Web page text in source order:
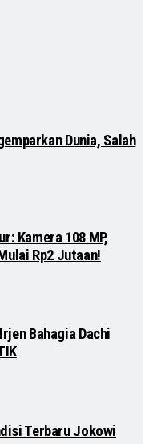
Dunia, Salah
Kamera 108 MP,
Rp2 Jutaan!
Bahagia Dachi
Terbaru Jokowi